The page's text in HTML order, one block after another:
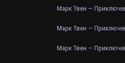
Марк Твен —
Марк Твен —
Марк Твен —